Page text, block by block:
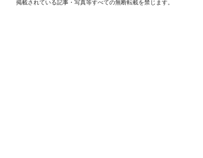
掲載されている記事・写真等すべての無断転載を禁じます。